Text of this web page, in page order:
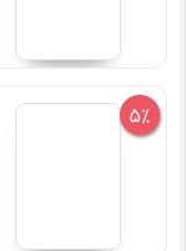
5%